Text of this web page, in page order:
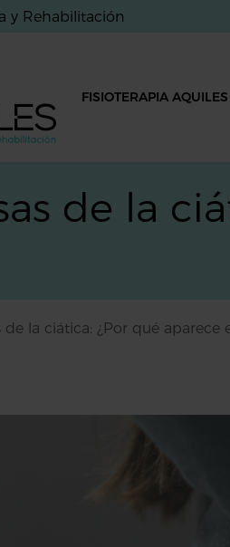
y Rehabilitación
FISIOTERAPIA AQUILES
de la
de la ciática: ¿Por qué